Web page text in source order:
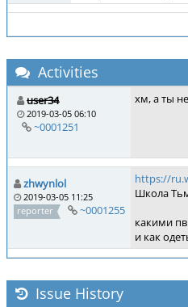
Activities
user34
2019-03-05 06:10
~0001251
хм, а ты
zhwynlol
2019-03-05 11:25
reporter
~0001255
https://
Школа
какими
и как
Issue History